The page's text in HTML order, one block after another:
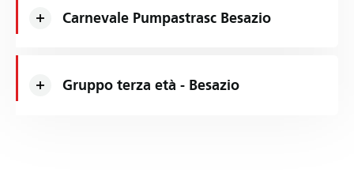
Carnevale Pumpastrasc Besazio
Gruppo terza età - Besazio